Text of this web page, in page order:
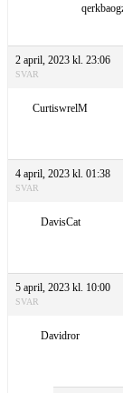
2 april, 2023 kl. 23:06
SVAR
CurtiswrelM
4 april, 2023 kl. 01:38
SVAR
DavisCat
5 april, 2023 kl. 10:00
SVAR
Davidror